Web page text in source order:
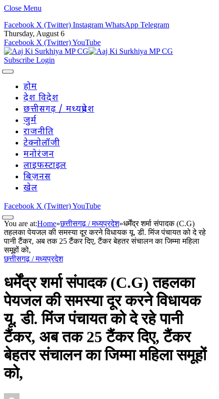
Close Menu
Facebook X (Twitter) Instagram WhatsApp Telegram
Thursday, August 6
Facebook X (Twitter)YouTube
Subscribe Login
होम
देश विदेश
छत्तीसगढ़ / मध्यप्रदेश
जुर्म
राजनीति
टेक्नोलॉजी
मनोरंजन
लाइफस्टाइल
बिज़नस
खेल
Facebook X (Twitter)YouTube
You are at:Home»छत्तीसगढ़ / मध्यप्रदेश»धर्मेंद्र शर्मा संपादक (C.G)
तहलका पेयजल की समस्या दूर करने विधायक यू. डी. मिंज पंचायत को दे रहे
पानी टैंकर, अब तक 25 टैंकर दिए, टैंकर बेहतर संचालन का जिम्मा महिला
समूहों को,
छत्तीसगढ़ / मध्यप्रदेश
धर्मेंद्र शर्मा संपादक (C.G) तहलका
पेयजल की समस्या दूर करने विधायक
यू. डी. मिंज पंचायत को दे रहे पानी
टैंकर, अब तक 25 टैंकर दिए, टैंकर
बेहतर संचालन का जिम्मा महिला समूहों
को,